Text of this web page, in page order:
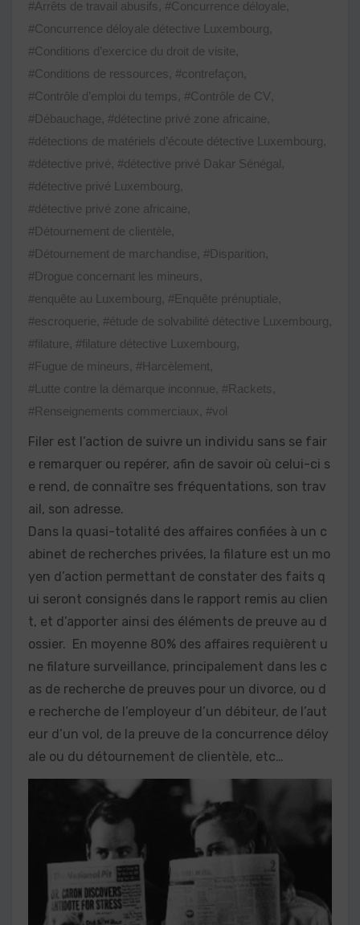
#Arrêts de travail abusifs, #Concurrence déloyale,
#Concurrence déloyale détective Luxembourg,
#Conditions d’exercice du droit de visite,
#Conditions de ressources, #contrefaçon,
#Contrôle d’emploi du temps, #Contrôle de CV,
#Débauchage, #détectine privé zone africaine,
#détections de matériels d’écoute détective Luxembourg,
#détective privé, #détective privé Dakar Sénégal,
#détective privé Luxembourg,
#détective privé zone africaine,
#Détournement de clientèle,
#Détournement de marchandise, #Disparition,
#Drogue concernant les mineurs,
#enquête au Luxembourg, #Enquête prénuptiale,
#escroquerie, #étude de solvabilité détective Luxembourg,
#filature, #filature détective Luxembourg,
#Fugue de mineurs, #Harcèlement,
#Lutte contre la démarque inconnue, #Rackets,
#Renseignements commerciaux, #vol
Filer est l’action de suivre un individu sans se fair
e remarquer ou repérer, afin de savoir où celui-ci s
e rend, de connaître ses fréquentations, son trav
ail, son adresse.
Dans la quasi-totalité des affaires confiées à un c
abinet de recherches privées, la filature est un mo
yen d’action permettant de constater des faits q
ui seront consignés dans le rapport remis au clien
t, et d’apporter ainsi des éléments de preuve au d
ossier. En moyenne 80% des affaires requièrent u
ne filature surveillance, principalement dans les c
as de recherche de preuves pour un divorce, ou d
e recherche de l’employeur d’un débiteur, de l’aut
eur d’un vol, de la preuve de la concurrence déloy
ale ou du détournement de clientèle, etc…